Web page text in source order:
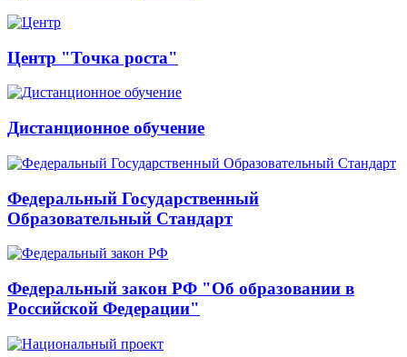
Центр "Точка роста"
Дистанционное обучение
Федеральный Государственный
Образовательный Стандарт
Федеральный закон РФ "Об образовании в
Российской Федерации"